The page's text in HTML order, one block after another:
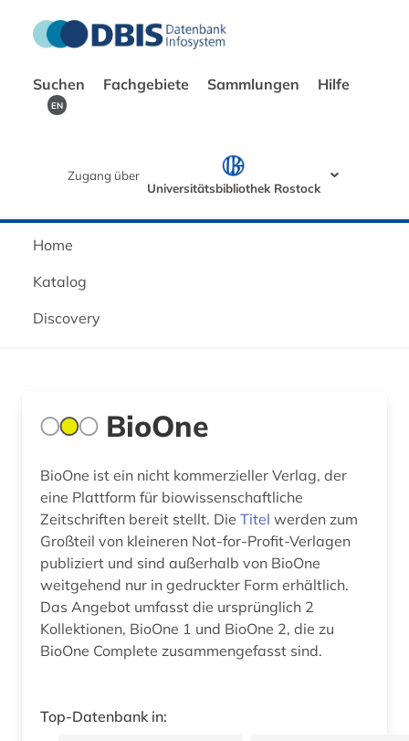
Suchen Fachgebiete Sammlungen Hilfe
EN
Zugang über
Universitätsbibliothek Rostock
Home
Katalog
Discovery
BioOne
BioOne ist ein nicht kommerzieller Verlag, der
eine Plattform für biowissenschaftliche
Zeitschriften bereit stellt. Die Titel werden zum
Großteil von kleineren Not-for-Profit-Verlagen
publiziert und sind außerhalb von BioOne
weitgehend nur in gedruckter Form erhältlich.
Das Angebot umfasst die ursprünglich 2
Kollektionen, BioOne 1 und BioOne 2, die zu
BioOne Complete zusammengefasst sind.
Top-Datenbank in: